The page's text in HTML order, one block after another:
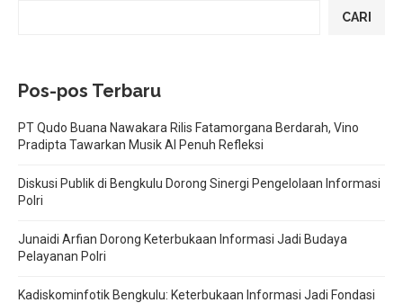
CARI
Pos-pos Terbaru
PT Qudo Buana Nawakara Rilis Fatamorgana Berdarah, Vino
Pradipta Tawarkan Musik AI Penuh Refleksi
Diskusi Publik di Bengkulu Dorong Sinergi Pengelolaan Informasi
Polri
Junaidi Arfian Dorong Keterbukaan Informasi Jadi Budaya
Pelayanan Polri
Kadiskominfotik Bengkulu: Keterbukaan Informasi Jadi Fondasi